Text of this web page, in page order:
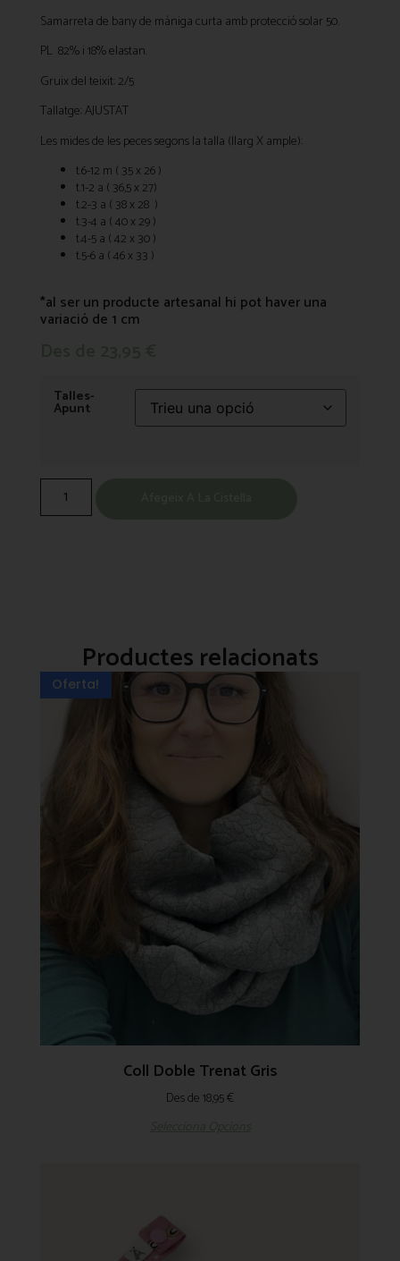
Samarreta de bany de màniga curta amb protecció solar 50.
PL 82% i 18% elastan.
Gruix del teixit: 2/5
Tallatge: AJUSTAT
Les mides de les peces segons la talla (llarg X ample):
t.6-12 m ( 35 x 26 )
t.1-2 a ( 36,5 x 27)
t.2-3 a ( 38 x 28 )
t.3-4 a ( 40 x 29 )
t.4-5 a ( 42 x 30 )
t.5-6 a ( 46 x 33 )
*al ser un producte artesanal hi pot haver una
variació de 1 cm
Talles-
Apunt
Productes relacionats
Oferta!
Coll Doble Trenat Gris
Des de18,95€